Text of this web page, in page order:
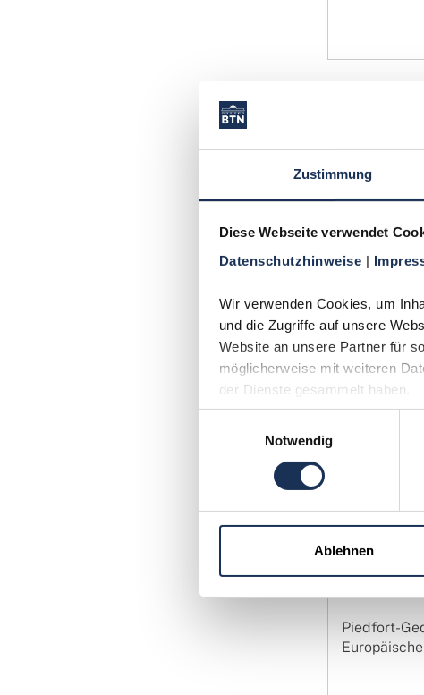
Zustimmung
Diese Webseite verwendet
Datenschutzhinweise |
Wir verwenden Cookies, um
und die Zugriffe auf unsere
Website an unsere Partner für
möglicherweise mit weiteren
der Dienste gesammelt haben.
Notwendig
Ablehnen
Teller-
Piedfort-